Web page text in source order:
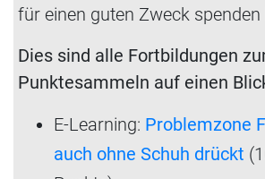
für einen guten Zweck spenden
Dies sind alle Fortbildungen
Punktesammeln auf einen
E-Learning: Problemzone
auch ohne Schuh drückt